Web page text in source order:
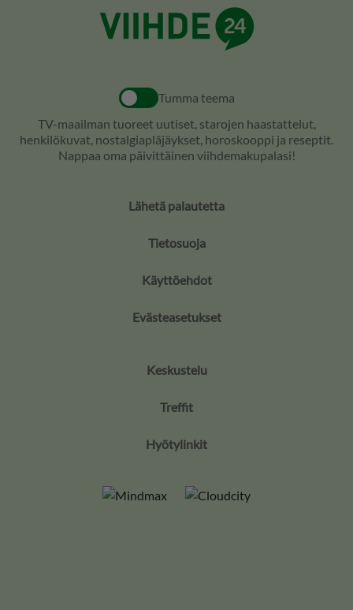
Tumma teema
TV-maailman tuoreet uutiset, starojen haastattelut,
henkilökuvat, nostalgiapläjäykset, horoskooppi ja reseptit.
Nappaa oma päivittäinen viihdemakupalasi!
Lähetä palautetta
Tietosuoja
Käyttöehdot
Evästeasetukset
Keskustelu
Treffit
Hyötylinkit